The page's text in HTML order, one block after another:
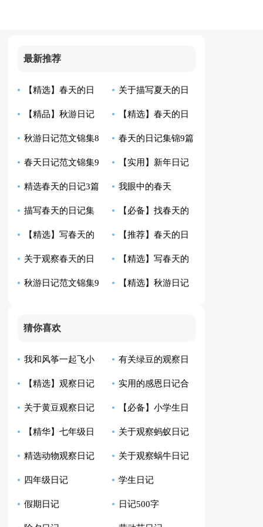
最新推荐
【精选】春天的日
记七篇
关于描写夏天的日
记五篇
【精品】秋游日记
范文集合10篇
【精选】春天的日
记合集7篇
秋游日记范文锦集8
篇
春天的日记集锦9篇
春天日记范文锦集9
篇
【实用】新年日记
汇总十篇
精选春天的日记3篇 我眼中的春天
描写春天的日记集
锦八篇
【必备】找春天的
日记4篇
【精选】写春天的
日记汇编7篇
【推荐】春天的日
记汇总10篇
关于观察春天的日
记
【精选】写春天的
日记4篇
秋游日记范文锦集9 【精选】秋游日记
猜你喜欢
我和风筝一起飞小
学生日记
有关绿豆的观察日
记模板汇总10篇
【精选】观察日记
汇总9篇
实用的感恩日记合
集8篇
关于黄豆观察日记
合集八篇
【必备】小学生日
记范文汇总四篇
【精华】七年级日
记集锦10篇
关于观察蚂蚁日记
范文6篇
精选动物观察日记
四篇
关于观察蜗牛日记
范文七篇
四年级日记 学生日记
假期日记 日记500字